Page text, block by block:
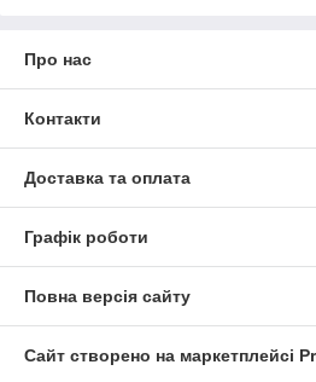
Про нас
Контакти
Доставка та оплата
Графік роботи
Повна версія сайту
Сайт створено на маркетплейсі